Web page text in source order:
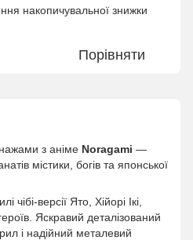
накопичувальної знижки
Порівняти
з аніме Noragami —
містики, богів та японської
чібі-версії Ято, Хійорі Ікі,
Яскравий деталізований
і надійний металевий